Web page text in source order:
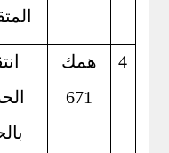
4
همك
671